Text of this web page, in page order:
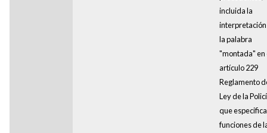
incluida la
la palabra
"montada" en
artículo 229
Reglamento
Ley de la
que
funciones de